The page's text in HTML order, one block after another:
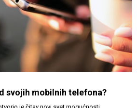
svojih mobilnih telefona?